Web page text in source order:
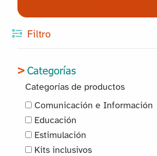
Filtro
Categorías
Categorías de productos
Comunicación e Información
Educación
Estimulación
Kits inclusivos